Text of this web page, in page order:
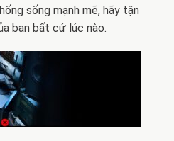
sống mạnh mẽ, hãy tận
bạn bất cứ lúc nào.